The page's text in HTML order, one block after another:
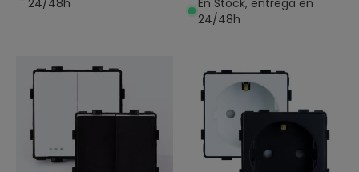
24/48h